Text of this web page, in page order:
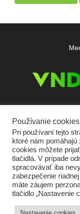
Domov O nás
Podmienky používania
Používanie cookies
Pri používaní tejto
ktoré nám
cookies môžete
tlačidlá. V prípade
spracovávať iba
zabezpečenie
máte záujem
tlačidlo „Nastavenie